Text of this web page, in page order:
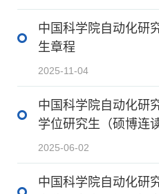
中国科学院自动化研
生章程
2025-11-04
中国科学院自动化研
学位研究生（硕博连
2025-06-02
中国科学院自动化研